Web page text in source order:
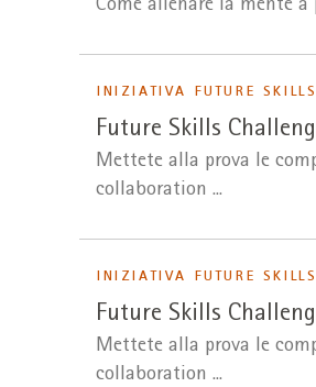
Come allenare la mente
INIZIATIVA FUTURE SKILLS
Future Skills
Mettete alla prova le
collaboration ...
INIZIATIVA FUTURE SKILLS
Future Skills
Mettete alla prova le
collaboration ...